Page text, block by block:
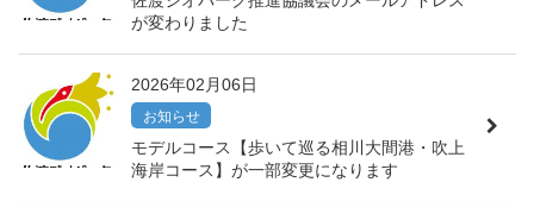
が変わりました
2026年02月06日
お知らせ
モデルコース【歩いて巡る相川大間港・吹上
海岸コース】が一部変更になります